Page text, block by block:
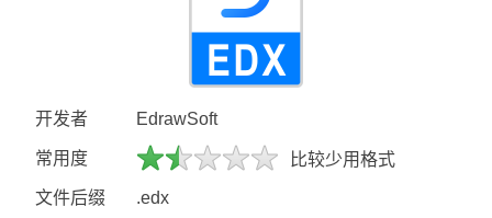
开发者 EdrawSoft
常用度 比较少用格式
文件后缀 .edx